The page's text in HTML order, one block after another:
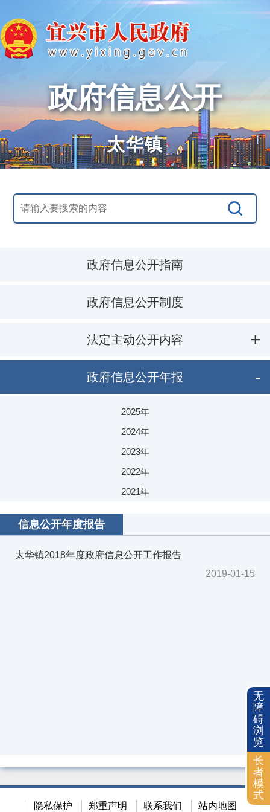
政府信息公开
太华镇
政府信息公开指南
政府信息公开制度
法定主动公开内容
政府信息公开年报
2025年
2024年
2023年
2022年
2021年
2020年
2018年
信息公开年度报告
太华镇2018年度政府信息公开工作报告
2019-01-15
隐私保护 郑重声明 联系我们 站内地图
无
障
碍
浏
览
长
者
模
式